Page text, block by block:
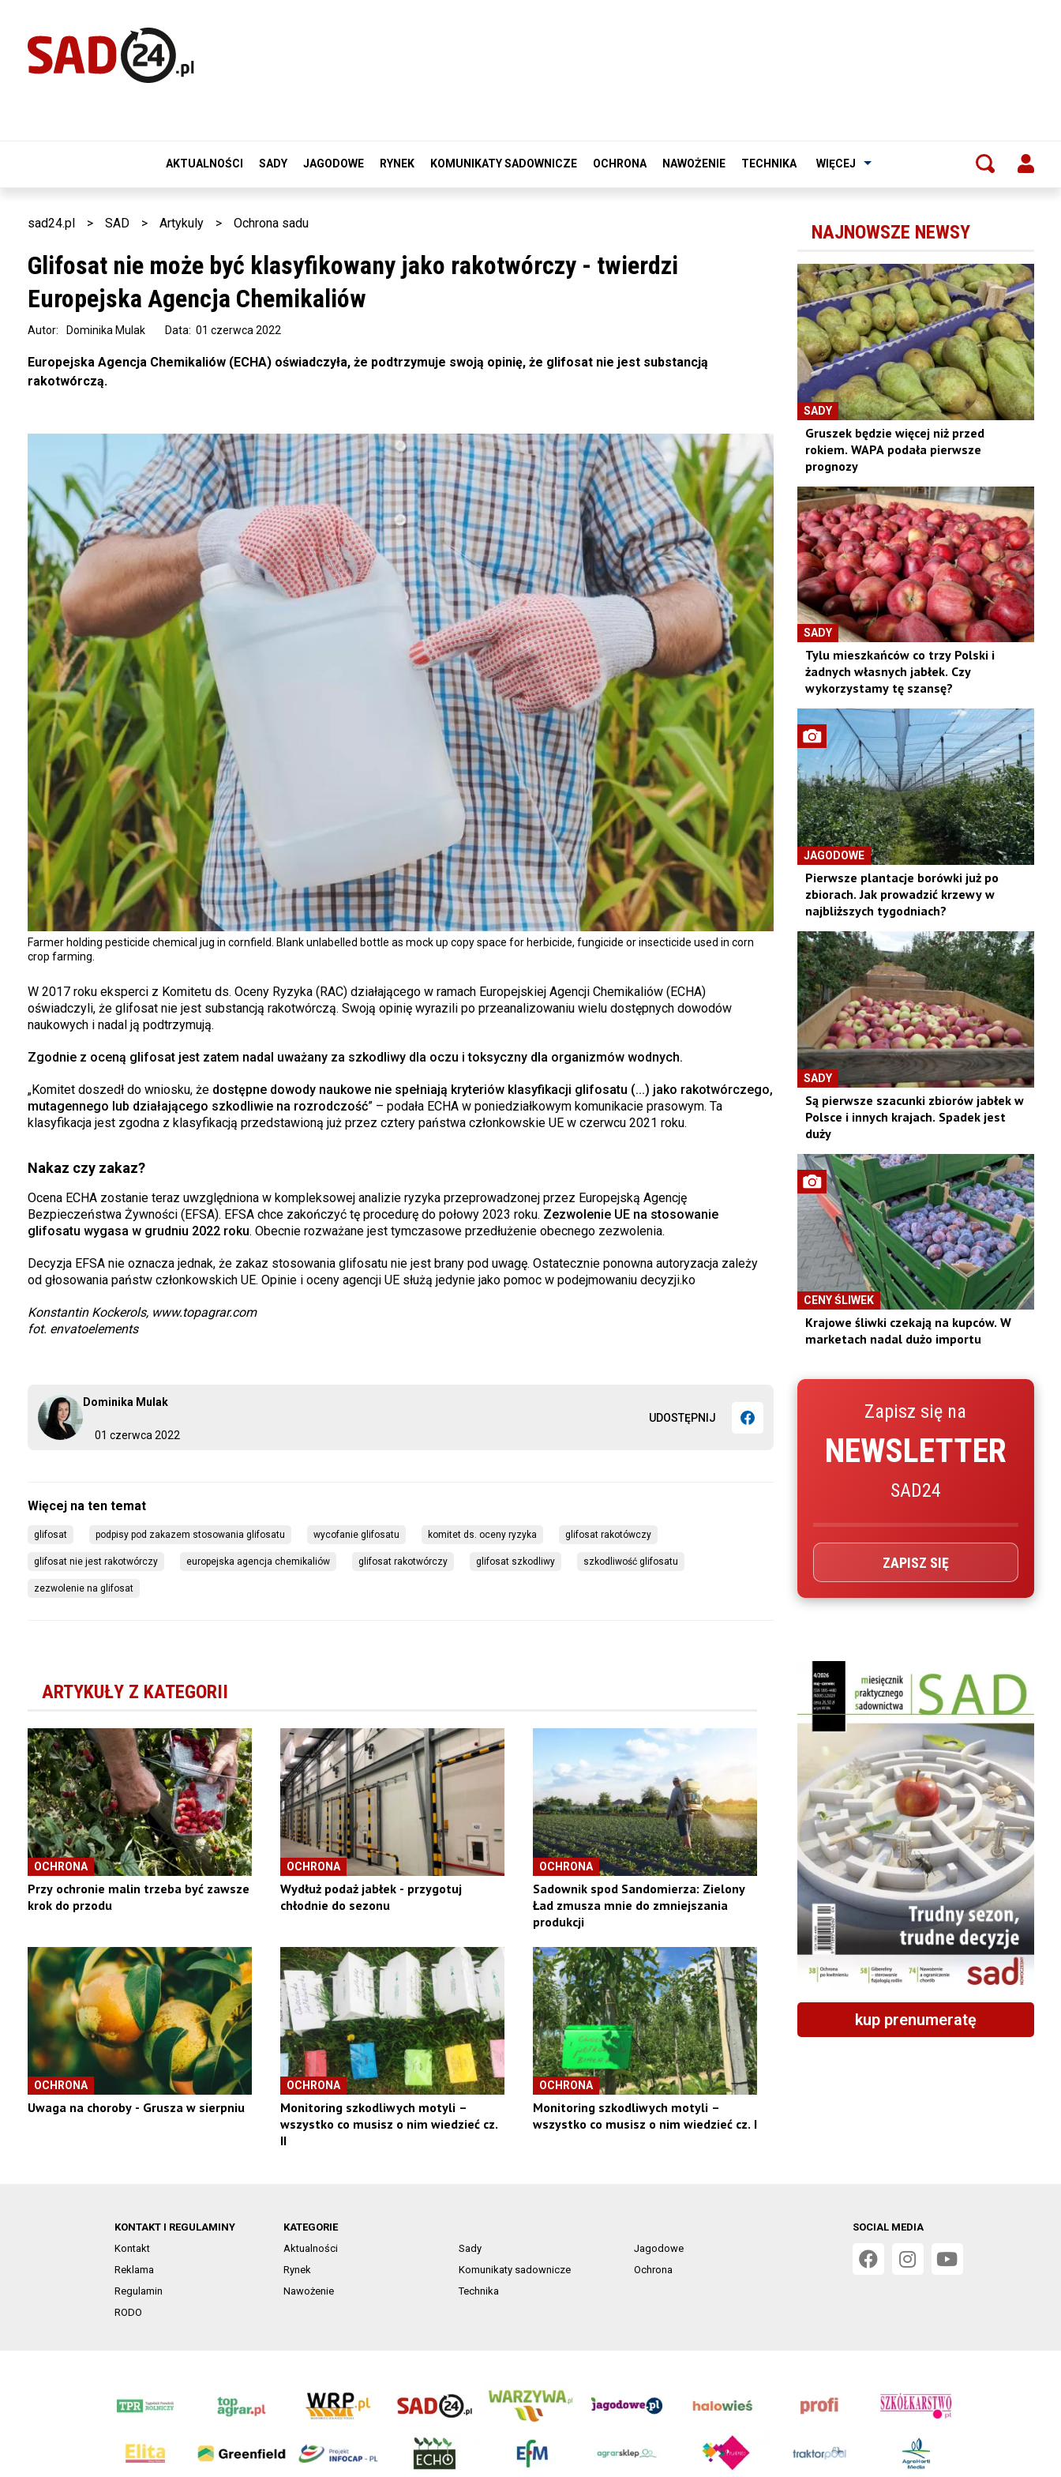
AKTUALNOŚCI SADY JAGODOWE RYNEK KOMUNIKATY SADOWNICZE OCHRONA NAWOŻENIE TECHNIKA WIĘCEJ
sad24.pl > SAD > Artykuly > Ochrona sadu
Farmer holding pesticide chemical jug in cornfield. Blank unlabelled bottle as mock up copy space for herbicide, fungicide or insecticide used in corn
crop farming.
Glifosat nie może być klasyfikowany jako rakotwórczy - twierdzi
Europejska Agencja Chemikaliów
Data: 01 czerwca 2022
Autor: Dominika Mulak
01 czerwca 2022
Dominika Mulak
UDOSTĘPNIJ
Europejska Agencja Chemikaliów (ECHA) oświadczyła, że podtrzymuje swoją opinię, że glifosat nie jest substancją
rakotwórczą.
W 2017 roku eksperci z Komitetu ds. Oceny Ryzyka (RAC) działającego w ramach Europejskiej Agencji Chemikaliów (ECHA)
oświadczyli, że glifosat nie jest substancją rakotwórczą. Swoją opinię wyrazili po przeanalizowaniu wielu dostępnych dowodów
naukowych i nadal ją podtrzymują.
Zgodnie z oceną glifosat jest zatem nadal uważany za szkodliwy dla oczu i toksyczny dla organizmów wodnych.
„Komitet doszedł do wniosku, że dostępne dowody naukowe nie spełniają kryteriów klasyfikacji glifosatu (...) jako rakotwórczego,
mutagennego lub działającego szkodliwie na rozrodczość” – podała ECHA w poniedziałkowym komunikacie prasowym. Ta
klasyfikacja jest zgodna z klasyfikacją przedstawioną już przez cztery państwa członkowskie UE w czerwcu 2021 roku.
Nakaz czy zakaz?
Ocena ECHA zostanie teraz uwzględniona w kompleksowej analizie ryzyka przeprowadzonej przez Europejską Agencję
Bezpieczeństwa Żywności (EFSA). EFSA chce zakończyć tę procedurę do połowy 2023 roku. Zezwolenie UE na stosowanie
glifosatu wygasa w grudniu 2022 roku. Obecnie rozważane jest tymczasowe przedłużenie obecnego zezwolenia.
Decyzja EFSA nie oznacza jednak, że zakaz stosowania glifosatu nie jest brany pod uwagę. Ostatecznie ponowna autoryzacja zależy
od głosowania państw członkowskich UE. Opinie i oceny agencji UE służą jedynie jako pomoc w podejmowaniu decyzji.ko
Konstantin Kockerols, www.topagrar.com
fot. envatoelements
glifosat podpisy pod zakazem stosowania glifosatu wycofanie glifosatu komitet ds. oceny ryzyka glifosat rakotówczy
glifosat nie jest rakotwórczy europejska agencja chemikaliów glifosat rakotwórczy glifosat szkodliwy szkodliwość glifosatu
zezwolenie na glifosat
ARTYKUŁY Z KATEGORII
OCHRONA
Przy ochronie malin trzeba być zawsze
krok do przodu
OCHRONA
Wydłuż podaż jabłek - przygotuj
chłodnie do sezonu
OCHRONA
Sadownik spod Sandomierza: Zielony
Ład zmusza mnie do zmniejszania
produkcji
OCHRONA
Uwaga na choroby - Grusza w sierpniu
OCHRONA
Monitoring szkodliwych motyli –
wszystko co musisz o nim wiedzieć cz.
II
OCHRONA
Monitoring szkodliwych motyli –
wszystko co musisz o nim wiedzieć cz. I
NAJNOWSZE NEWSY
SADY
Gruszek będzie więcej niż przed
rokiem. WAPA podała pierwsze
prognozy
SADY
Tylu mieszkańców co trzy Polski i
żadnych własnych jabłek. Czy
wykorzystamy tę szansę?
JAGODOWE
Pierwsze plantacje borówki już po
zbiorach. Jak prowadzić krzewy w
najbliższych tygodniach?
SADY
Są pierwsze szacunki zbiorów jabłek w
Polsce i innych krajach. Spadek jest
duży
CENY ŚLIWEK
Krajowe śliwki czekają na kupców. W
marketach nadal dużo importu
Zapisz się na
NEWSLETTER
SAD24
ZAPISZ SIĘ
kup prenumeratę
KONTAKT I REGULAMINY
Kontakt
Reklama
Regulamin
RODO
KATEGORIE
Aktualności
Sady
Jagodowe
Rynek
Komunikaty sadownicze
Ochrona
Nawożenie
Technika
SOCIAL MEDIA